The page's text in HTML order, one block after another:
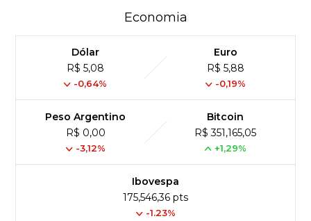
Economia
Dólar
R$ 5,08
-0,64%
Euro
R$ 5,88
-0,19%
Peso Argentino
R$ 0,00
-3,12%
Bitcoin
R$ 351,165,05
+1,29%
Ibovespa
175,546,36 pts
-1.23%